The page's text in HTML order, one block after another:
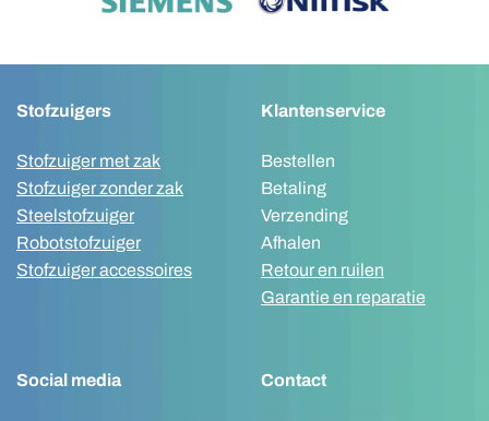
Stofzuigers
Stofzuiger met zak
Stofzuiger zonder zak
Steelstofzuiger
Robotstofzuiger
Stofzuiger accessoires
Klantenservice
Bestellen
Betaling
Verzending
Afhalen
Retour en ruilen
Garantie en reparatie
Social media Contact